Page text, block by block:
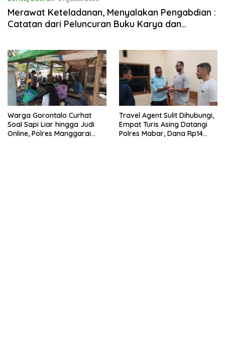
Merawat Keteladanan, Menyalakan Pengabdian :
Catatan dari Peluncuran Buku Karya dan
Warga Gorontalo Curhat
Soal Sapi Liar hingga Judi
Online, Polres Manggarai
Travel Agent Sulit Dihubungi,
Empat Turis Asing Datangi
Polres Mabar, Dana Rp14